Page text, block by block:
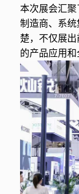
本次展会汇
制造商、系统
楚，不仅展
的产品应用和